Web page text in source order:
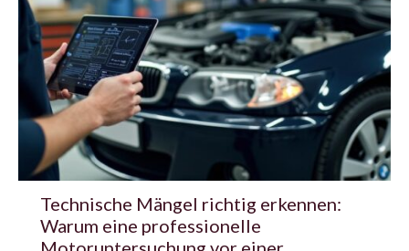
Technische Mängel richtig erkennen:
Warum eine professionelle